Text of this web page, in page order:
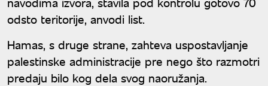
odsto teritorije, anvodi list.
Hamas, s druge strane, zahteva uspostavljanje
palestinske administracije pre nego što razmotri
predaju bilo kog dela svog naoružanja.